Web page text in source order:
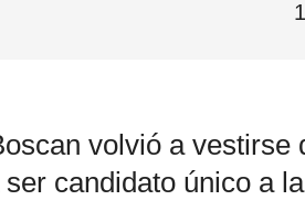
volvió a vestirse
candidato único a